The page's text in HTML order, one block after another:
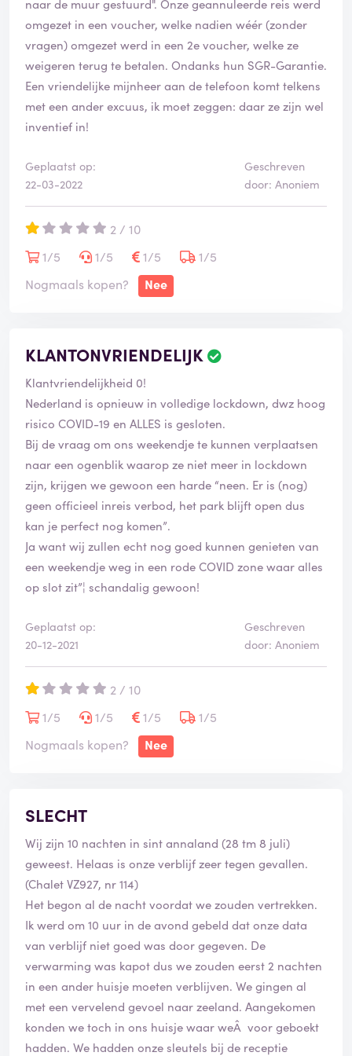
naar de muur gestuurd". Onze geannuleerde reis werd
omgezet in een voucher, welke nadien wéér (zonder
vragen) omgezet werd in een 2e voucher, welke ze
weigeren terug te betalen. Ondanks hun SGR-Garantie.
Een vriendelijke mijnheer aan de telefoon komt telkens
met een ander excuus, ik moet zeggen: daar ze zijn wel
inventief in!
Geplaatst op:
22-03-2022
Geschreven
door: Anoniem
2 / 10
1/5
1/5 1/5
1/5
Nogmaals kopen?
Nee
KLANTONVRIENDELIJK
Klantvriendelijkheid 0!
Nederland is opnieuw in volledige lockdown, dwz hoog
risico COVID-19 en ALLES is gesloten.
Bij de vraag om ons weekendje te kunnen verplaatsen
naar een ogenblik waarop ze niet meer in lockdown
zijn, krijgen we gewoon een harde “neen. Er is (nog)
geen officieel inreis verbod, het park blijft open dus
kan je perfect nog komen”.
Ja want wij zullen echt nog goed kunnen genieten van
een weekendje weg in een rode COVID zone waar alles
op slot zit”¦ schandalig gewoon!
Geplaatst op:
20-12-2021
Geschreven
door: Anoniem
2 / 10
1/5
1/5 1/5
1/5
Nogmaals kopen?
Nee
SLECHT
Wij zijn 10 nachten in sint annaland (28 tm 8 juli)
geweest. Helaas is onze verblijf zeer tegen gevallen.
(Chalet VZ927, nr 114)
Het begon al de nacht voordat we zouden vertrekken.
Ik werd om 10 uur in de avond gebeld dat onze data
van verblijf niet goed was door gegeven. De
verwarming was kapot dus we zouden eerst 2 nachten
in een ander huisje moeten verblijven. We gingen al
met een vervelend gevoel naar zeeland. Aangekomen
konden we toch in ons huisje waar weÂ voor geboekt
hadden. We hadden onze sleutels bij de receptie